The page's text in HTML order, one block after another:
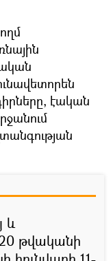
էական
և
թվականի